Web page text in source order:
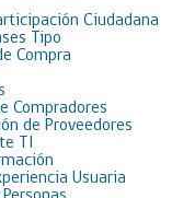
Ciudadana
Tipo
Compra
Compradores
de Proveedores
TI
Usuaria